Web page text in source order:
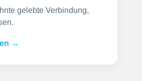
gelebte Verbindung,
→